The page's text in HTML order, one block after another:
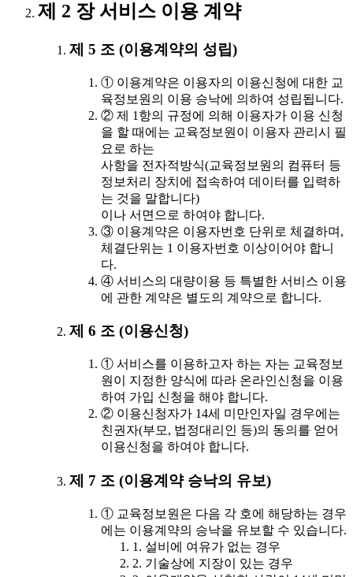
제 2 장 서비스 이용 계약
제 5 조 (이용계약의 성립)
① 이용계약은 이용자의 이용신청에 대한 교
육정보원의 이용 승낙에 의하여 성립됩니다.
② 제 1항의 규정에 의해 이용자가 이용 신청
을 할 때에는 교육정보원이 이용자 관리시 필
요로 하는
사항을 전자적방식(교육정보원의 컴퓨터 등
정보처리 장치에 접속하여 데이터를 입력하
는 것을 말합니다)
이나 서면으로 하여야 합니다.
③ 이용계약은 이용자번호 단위로 체결하며,
체결단위는 1 이용자번호 이상이어야 합니
다.
④ 서비스의 대량이용 등 특별한 서비스 이용
에 관한 계약은 별도의 계약으로 합니다.
제 6 조 (이용신청)
① 서비스를 이용하고자 하는 자는 교육정보
원이 지정한 양식에 따라 온라인신청을 이용
하여 가입 신청을 해야 합니다.
② 이용신청자가 14세 미만인자일 경우에는
친권자(부모, 법정대리인 등)의 동의를 얻어
이용신청을 하여야 합니다.
제 7 조 (이용계약 승낙의 유보)
① 교육정보원은 다음 각 호에 해당하는 경우
에는 이용계약의 승낙을 유보할 수 있습니다.
1. 설비에 여유가 없는 경우
2. 기술상에 지장이 있는 경우